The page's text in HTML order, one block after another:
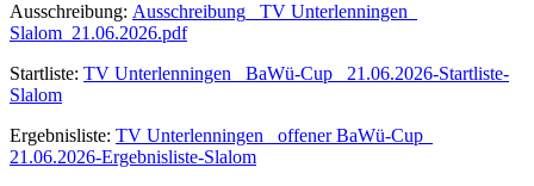
Ausschreibung: Ausschreibung_ TV Unterlenningen_
Slalom_21.06.2026.pdf
Startliste: TV Unterlenningen_ BaWü-Cup_ 21.06.2026-Startliste-
Slalom
Ergebnisliste: TV Unterlenningen_ offener BaWü-Cup_
21.06.2026-Ergebnisliste-Slalom